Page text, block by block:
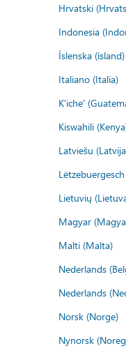
Hrvatski
Indonesia
Íslenska (ísland)
Italiano (Italia)
K'iche'
Kiswahili
Latviešu
Lietuvių
Magyar
Malti (Malta)
Nederlands
Nederlands
Norsk (Norge)
Nynorsk